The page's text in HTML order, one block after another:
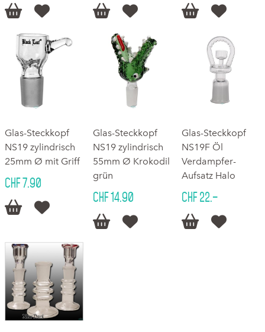
     
Glas-Steckkopf
NS19 zylindrisch
25mm Ø mit Griff
CHF 7.90
 
Glas-Steckkopf
NS19 zylindrisch
55mm Ø Krokodil
grün
CHF 14.90
 
Glas-Steckkopf
NS19F Öl
Verdampfer-
Aufsatz Halo
CHF 22.–
 